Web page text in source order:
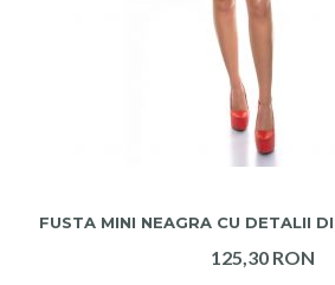
FUSTA MINI NEAGRA CU DETALII
125,30 RON